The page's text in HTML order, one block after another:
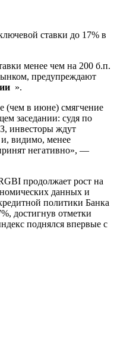
менее чем на 200 б.п.
предупреждают
».
(чем в июне) смягчение
заседании: судя по
инвесторы ждут
видимо, менее
негативно», —
продолжает рост на
данных и
политики Банка
достигнув отметки
поднялся впервые с